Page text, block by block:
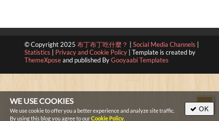
© Copyright 2025 布丁布丁吃什麼？ Social Media Channels
Statistics
Privacy and Cookie Policy
Template is created by
ThemeXposeand published ByGooyaabi Templates
OK
WE USE COOKIES
We use cookie to offer you a better experience and analyze site traffic.
By using this blog you agree to ourCookie Policy